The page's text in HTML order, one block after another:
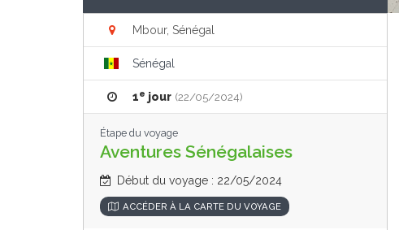
Mbour, Sénégal
Sénégal
1e jour (22/05/2024)
Étape du voyage
Aventures Sénégalaises
Début du voyage : 22/05/2024
ACCÉDER À LA CARTE DU VOYAGE